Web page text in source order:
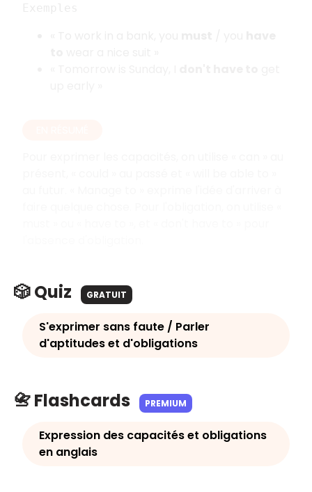
🎲 Quiz GRATUIT
S'exprimer sans faute / Parler
d'aptitudes et d'obligations
📇 Flashcards PREMIUM
Expression des capacités et obligations
en anglais